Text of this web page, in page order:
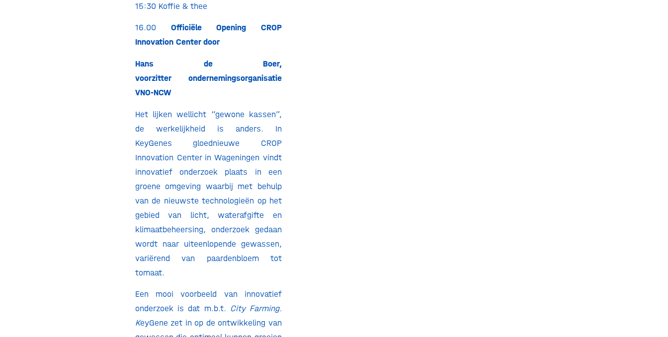
15:30 Koffie & thee
16.00 Officiële Opening CROP
Innovation Center door
Hans de Boer,
voorzitter ondernemingsorganisatie
VNO-NCW
Het lijken wellicht “gewone kassen”,
de werkelijkheid is anders. In
KeyGenes gloednieuwe CROP
Innovation Center in Wageningen vindt
innovatief onderzoek plaats in een
groene omgeving waarbij met behulp
van de nieuwste technologieën op het
gebied van licht, waterafgifte en
klimaatbeheersing, onderzoek gedaan
wordt naar uiteenlopende gewassen,
variërend van paardenbloem tot
tomaat.
Een mooi voorbeeld van innovatief
onderzoek is dat m.b.t. City Farming.
KeyGene zet in op de ontwikkeling van